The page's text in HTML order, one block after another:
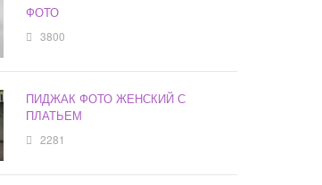
ФОТО
3800
ПИДЖАК ФОТО ЖЕНСКИЙ С
ПЛАТЬЕМ
2281